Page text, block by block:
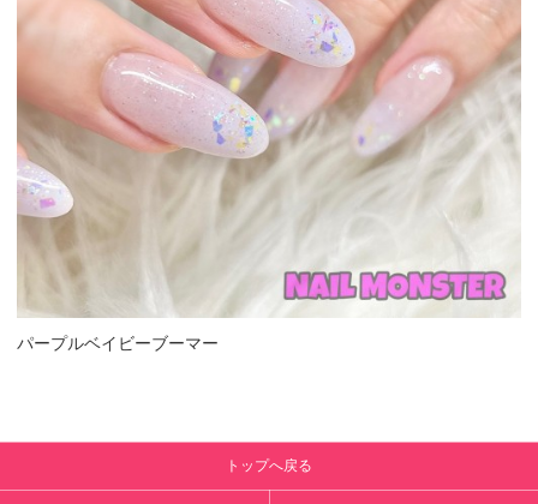
パープルベイビーブーマー
トップへ戻る